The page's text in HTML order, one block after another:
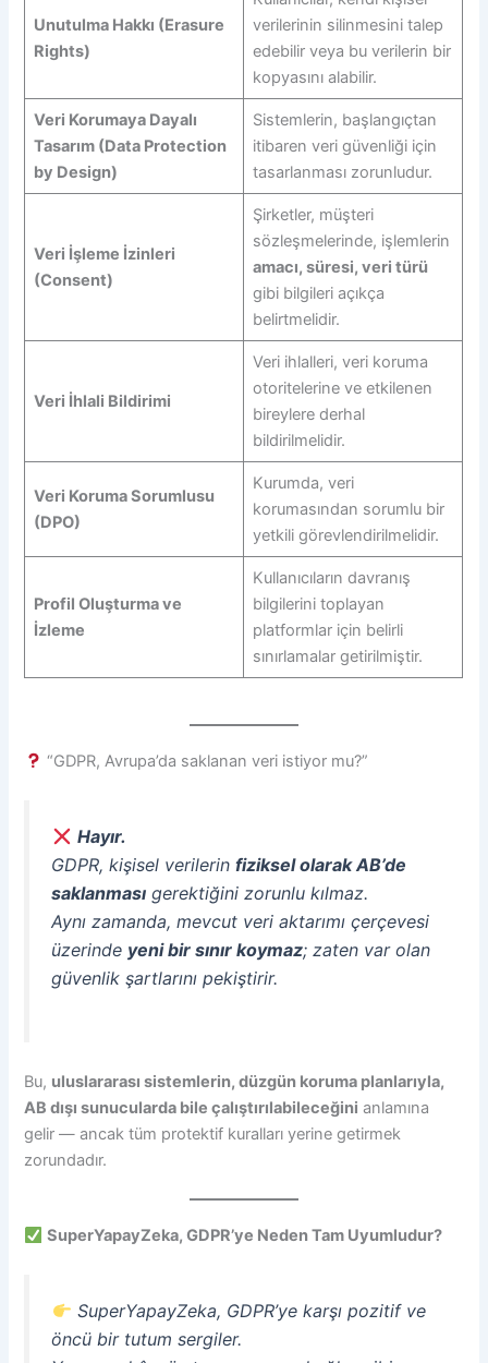
Unutulma Hakkı (Erasure
Rights)
verilerinin silinmesini talep
edebilir veya bu verilerin bir
kopyasını alabilir.
Veri Korumaya Dayalı
Tasarım (Data Protection
by Design)
Sistemlerin, başlangıçtan
itibaren veri güvenliği için
tasarlanması zorunludur.
Veri İşleme İzinleri
(Consent)
Şirketler, müşteri
sözleşmelerinde, işlemlerin
amacı, süresi, veri türü
gibi bilgileri açıkça
belirtmelidir.
Veri İhlali Bildirimi
Veri ihlalleri, veri koruma
otoritelerine ve etkilenen
bireylere derhal
bildirilmelidir.
Veri Koruma Sorumlusu
(DPO)
Kurumda, veri
korumasından sorumlu bir
yetkili görevlendirilmelidir.
Profil Oluşturma ve
İzleme
Kullanıcıların davranış
bilgilerini toplayan
platformlar için belirli
sınırlamalar getirilmiştir.
“GDPR, Avrupa’da saklanan veri istiyor mu?”
Hayır.
GDPR, kişisel verilerinfiziksel olarak AB’de
saklanması gerektiğini zorunlu kılmaz.
Aynı zamanda, mevcut veri aktarımı çerçevesi
üzerinde yeni bir sınır koymaz; zaten var olan
güvenlik şartlarını pekiştirir.
Bu, uluslararası sistemlerin, düzgün koruma planlarıyla,
AB dışı sunucularda bile çalıştırılabileceğini anlamına
gelir — ancak tüm protektif kuralları yerine getirmek
zorundadır.
SuperYapayZeka, GDPR’ye Neden Tam Uyumludur?
SuperYapayZeka, GDPR’ye karşı pozitif ve
öncü bir tutum sergiler.